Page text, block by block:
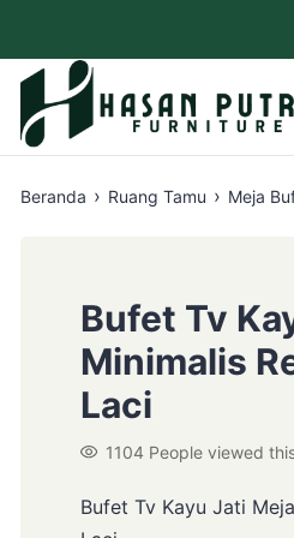
Beranda › Ruang Tamu › Meja
Bufet Tv
Minimalis
Laci
1104 People viewed
Bufet Tv Kayu Jati